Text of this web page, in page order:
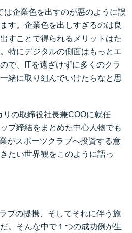
は企業色を出すのが悪のように誤
す。企業色を出しすぎるのは良
すことで得られるメリットはた
特にデジタルの側面はもっとエ
で、ITを遠ざけずに多くのクラ
緒に取り組んでいけたらなと思
の取締役社長兼COOに就任
プ締結をまとめた中心人物でも
がスポーツクラブへ投資する意
たい世界観をこのように語っ
ブの提携、そしてそれに伴う施
。そんな中で１つの成功例が生